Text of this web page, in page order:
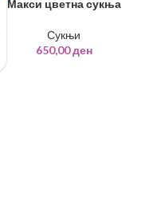
Макси цветна сукња
Сукњи
650,00ден